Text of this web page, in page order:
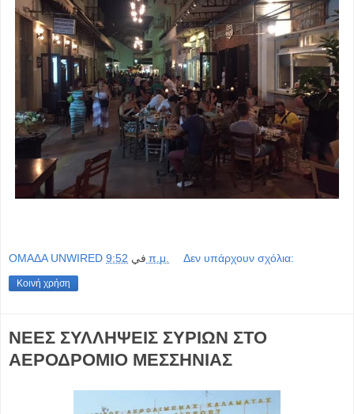
OMAΔΑ UNWIRED في 9:52 π.μ. Δεν υπάρχουν σχόλια:
Κοινή χρήση
ΝΕΕΣ ΣΥΛΛΗΨΕΙΣ ΣΥΡΙΩΝ ΣΤΟ
ΑΕΡΟΔΡΟΜΙΟ ΜΕΣΣΗΝΙΑΣ